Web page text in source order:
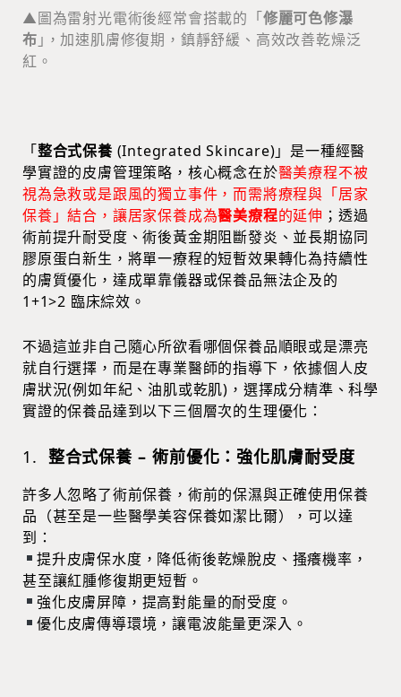
▲圖為雷射光電術後經常會搭載的「修麗可色修瀑
布 ｣，加速肌膚修復期，鎮靜舒緩、高效改善乾燥泛
紅。
「整合式保養 (Integrated Skincare)」是一種經醫
學實證的皮膚管理策略，核心概念在於醫美療程不被
視為急救或是跟風的獨立事件，而需將療程與「居家
保養」結合，讓居家保養成為醫美療程的延伸 ；透過
術前提升耐受度、術後黃金期阻斷發炎、並長期協同
膠原蛋白新生，將單一療程的短暫效果轉化為持續性
的膚質優化，達成單靠儀器或保養品無法企及的
1+1>2 臨床綜效。
不過這並非自己隨心所欲看哪個保養品順眼或是漂亮
就自行選擇，而是在專業醫師的指導下，依據個人皮
膚狀況(例如年紀、油肌或乾肌)，選擇成分精準、科學
實證的保養品達到以下三個層次的生理優化：
1. 整合式保養 – 術前優化：強化肌膚耐受度
許多人忽略了術前保養，術前的保濕與正確使用保養
品（甚至是一些醫學美容保養如潔比爾），可以達
到：
提升皮膚保水度，降低術後乾燥脫皮、搔癢機率，
甚至讓紅腫修復期更短暫。
強化皮膚屏障，提高對能量的耐受度。
優化皮膚傳導環境，讓電波能量更深入。